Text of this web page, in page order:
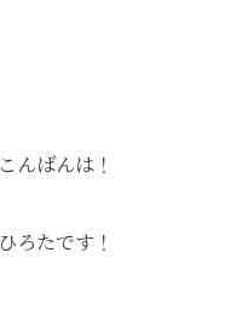
こんばんは！
ひろたです！